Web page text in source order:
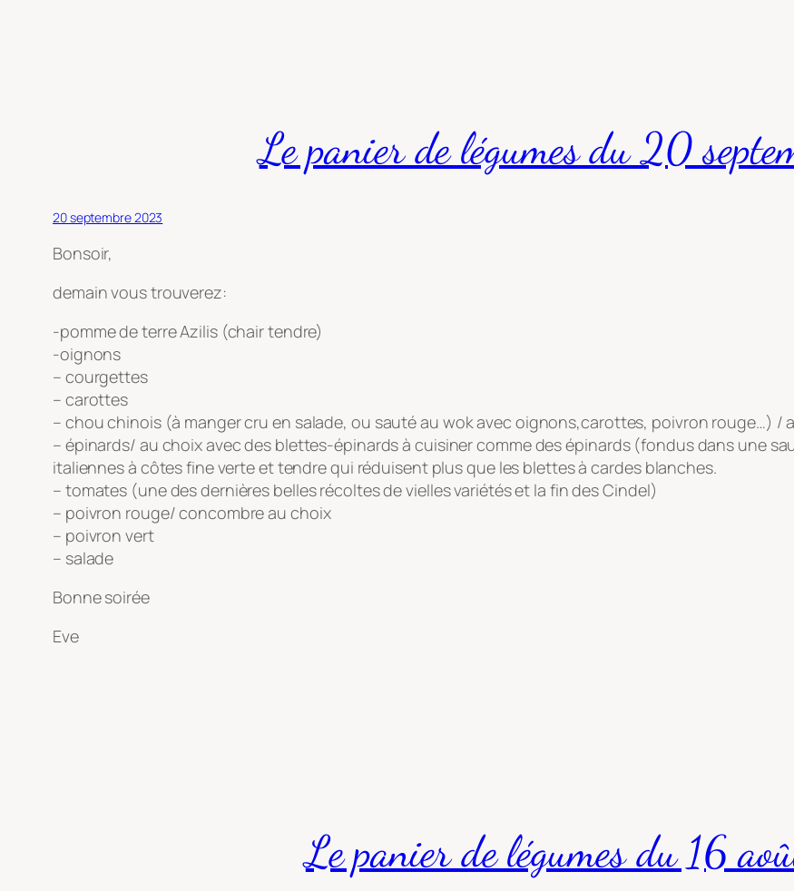
Le panier de légumes du 20
20 septembre 2023
Bonsoir,
demain vous trouverez:
-pomme de terre Azilis (chair tendre)
-oignons
– courgettes
– carottes
– chou chinois (à manger cru en salade, ou sauté au wok avec oignons,carottes, poivron rouge…) /
– épinards/ au choix avec des blettes-épinards à cuisiner comme des épinards (fondus dans une
italiennes à côtes fine verte et tendre qui réduisent plus que les blettes à cardes blanches.
– tomates (une des dernières belles récoltes de vielles variétés et la fin des Cindel)
– poivron rouge/ concombre au choix
– poivron vert
– salade
Bonne soirée
Eve
Le panier de légumes du 16